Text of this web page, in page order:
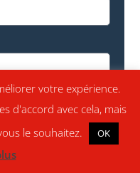
votre expérience.
d'accord avec cela, mais
le souhaitez.
OK